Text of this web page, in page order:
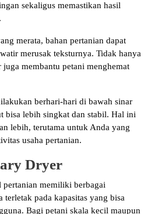
sekaligus memastikan hasil
merata, bahan pertanian dapat
merusak teksturnya. Tidak hanya
membantu petani menghemat
berhari-hari di bawah sinar
bisa lebih singkat dan stabil. Hal ini
lebih, terutama untuk Anda yang
usaha pertanian.
Dryer
memiliki berbagai
pada kapasitas yang bisa
Bagi petani skala kecil maupun